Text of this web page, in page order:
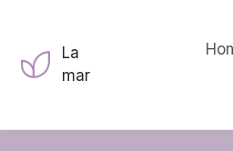
La
mar